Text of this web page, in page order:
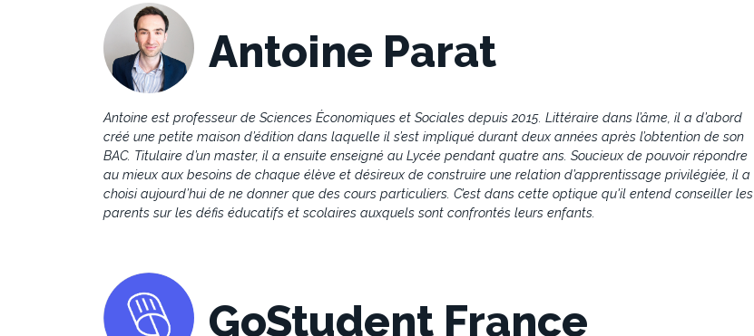
Antoine Parat
Antoine est professeur de Sciences Économiques et Sociales depuis 2015. Littéraire dans l’âme, il a d’abord
créé une petite maison d’édition dans laquelle il s’est impliqué durant deux années après l’obtention de son
BAC. Titulaire d’un master, il a ensuite enseigné au Lycée pendant quatre ans. Soucieux de pouvoir répondre
au mieux aux besoins de chaque élève et désireux de construire une relation d’apprentissage privilégiée, il a
choisi aujourd’hui de ne donner que des cours particuliers. C’est dans cette optique qu'il entend conseiller les
parents sur les défis éducatifs et scolaires auxquels sont confrontés leurs enfants.
GoStudent France